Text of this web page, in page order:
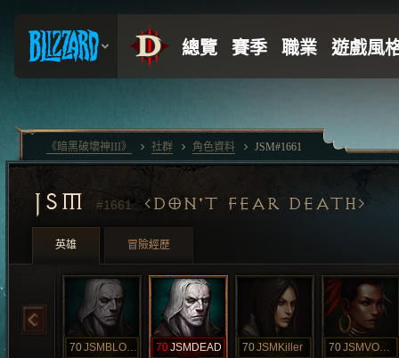
JSM #1661 DON'T FEAR DEATH
英雄 冒險經歷
70 JSMBLOOD 70JSMDEAD 70JSMKiller 70 JSMVOODOO
《暗黑破壞神III》 社群 角色資料 JSM#1661